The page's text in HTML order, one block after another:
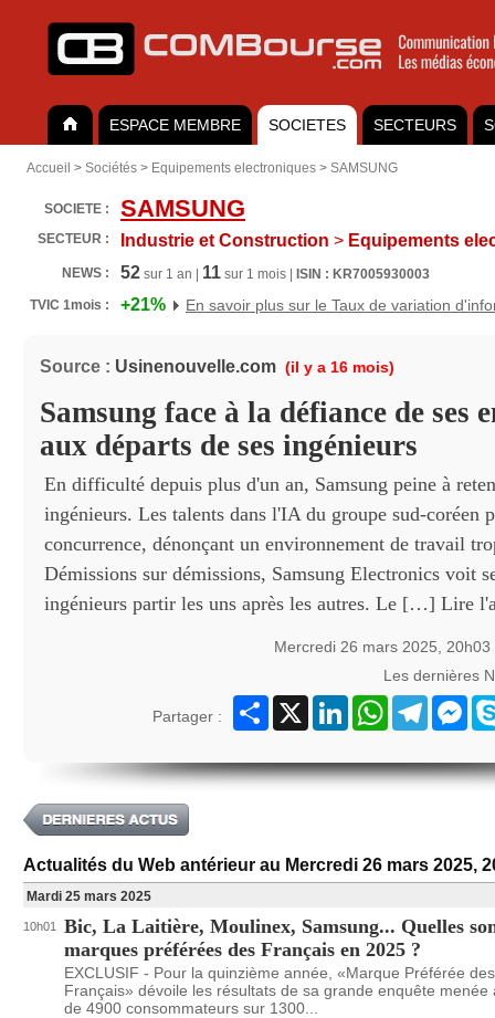
ESPACE MEMBRE SOCIETES SECTEURS
Accueil > Sociétés > Equipements electroniques > SAMSUNG
SOCIETE : SAMSUNG
SECTEUR : Industrie et Construction > Equipements
NEWS : 52 sur 1 an | 11 sur 1 mois |
ISIN : KR7005930003
TVIC 1mois :
+21% En savoir plus sur le Taux de variation
Source : Usinenouvelle.com (il y a 16 mois)
Samsung face à la défiance de ses
aux départs de ses ingénieurs
En difficulté depuis plus d'un an, Samsung peine à
ingénieurs. Les talents dans l'IA du groupe sud-coréen
concurrence, dénonçant un environnement de travail
Démissions sur démissions, Samsung Electronics voit
ingénieurs partir les uns après les autres. Le […] Lire
Mercredi 26 mars 2025,
Les dernières
Partager :
Partager
X LinkedInWhatsAppTelegram
Actualités du Web antérieur au Mercredi 26 mars 2025,
Mardi 25 mars 2025
10h01
Bic, La Laitière, Moulinex, Samsung... Quelles
marques préférées des Français en 2025 ?
EXCLUSIF - Pour la quinzième année, «Marque Préférée des
Français» dévoile les résultats de sa grande enquête menée
de 4900 consommateurs sur 1300...